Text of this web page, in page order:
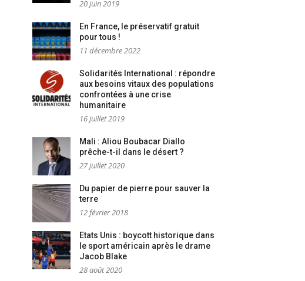
20 juin 2019
En France, le préservatif gratuit
pour tous !
11 décembre 2022
Solidarités International : répondre
aux besoins vitaux des populations
confrontées à une crise
humanitaire
16 juillet 2019
Mali : Aliou Boubacar Diallo
prêche-t-il dans le désert ?
27 juillet 2020
Du papier de pierre pour sauver la
terre
12 février 2018
Etats Unis : boycott historique dans
le sport américain après le drame
Jacob Blake
28 août 2020